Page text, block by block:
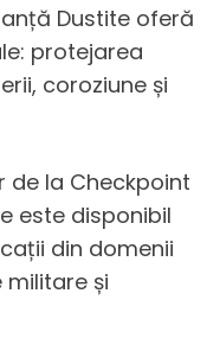
Dustite oferă
protejarea
coroziune și
de la Checkpoint
este disponibil
din domenii
și